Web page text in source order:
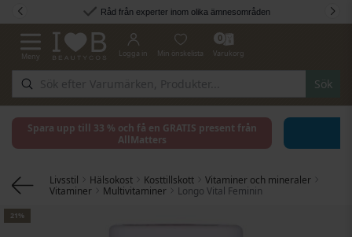
Hoppa till innehålletRåd från experter inom olika ämnesområden
Växla Nav
Meny
Sök
Logga in Min önskelista
0
Varukorg
Spara upp till 33 % och få en GRATIS present från
AllMatters
Livsstil Hälsokost Kosttillskott
Vitaminer och mineraler
Vitaminer
Multivitaminer Longo Vital Feminin
Hoppa till slutet av bildgalleriet
21%